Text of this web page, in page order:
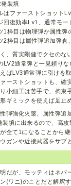
装填
はファーストショット
回復効率Lv1、通常モー
1枠目は物理弾か属性弾
2枠目は属性弾追加弾倉
、質実剛健でクセのな
LV2通常弾と一見頼り
ばLV3通常弾に引けを
ーストショットも、確
小細工は苦手で、拘束
ギミックを使えば足止
弾強化火薬、属性弾追
装填に出来るので、高
全て1になることから
ガンや近接武器をサブ
だが、モッティはネパ
(ワニ)のことだと解釈